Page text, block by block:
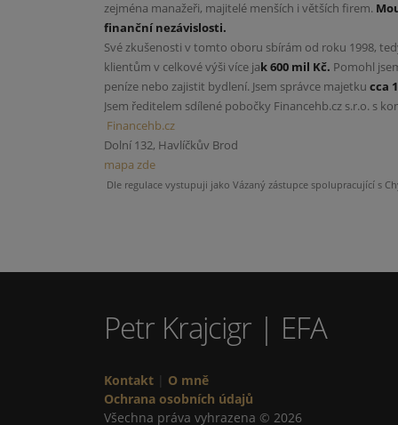
zejména manažeři, majitelé menších i větších firem.
finanční nezávislosti.
Své zkušenosti v tomto oboru sbírám od roku 1998,
klientům v celkové výši více jak 600 mil Kč. Pomohl
peníze nebo zajistit bydlení. Jsem správce majetku cca
Jsem ředitelem sdílené pobočky Financehb.cz s.r.o. s
Financehb.cz
Dolní 132, Havlíčkův Brod
mapa zde
Dle regulace vystupuji jako Vázaný zástupce spolupracující s
Petr Krajcigr | EFA
Kontakt
O mně
Ochrana osobních údajů
Všechna práva vyhrazena © 2026